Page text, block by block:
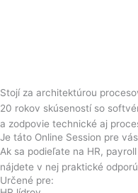
Stojí za architektúrou
20 rokov skúseností so
a zodpovie technické aj
Je táto Online Session pre
Ak sa podieľate na HR,
nájdete v nej praktické
Určené pre: